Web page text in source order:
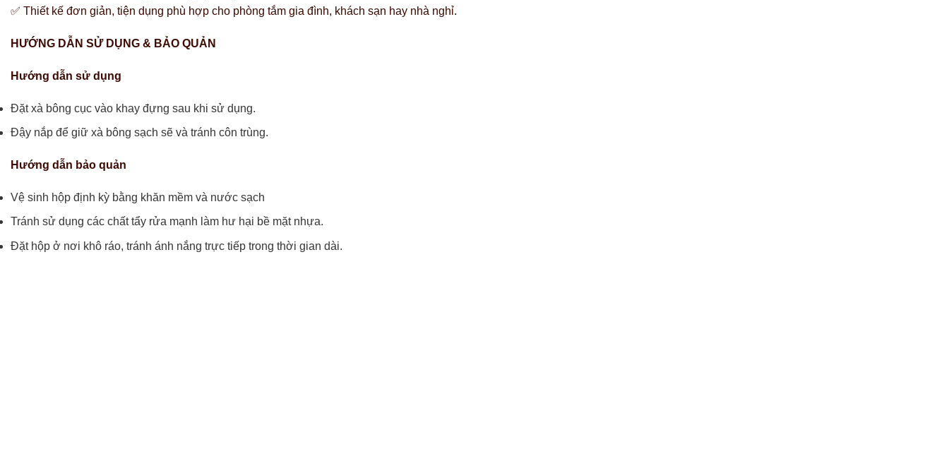
✅ Thiết kế đơn giản, tiện dụng phù hợp cho phòng tắm gia đình, khách sạn hay nhà nghỉ.
HƯỚNG DẪN SỬ DỤNG & BẢO QUẢN
Hướng dẫn sử dụng
Đặt xà bông cục vào khay đựng sau khi sử dụng.
Đậy nắp để giữ xà bông sạch sẽ và tránh côn trùng.
Hướng dẫn bảo quản
Vệ sinh hộp định kỳ bằng khăn mềm và nước sạch
Tránh sử dụng các chất tẩy rửa mạnh làm hư hại bề mặt nhựa.
Đặt hộp ở nơi khô ráo, tránh ánh nắng trực tiếp trong thời gian dài.